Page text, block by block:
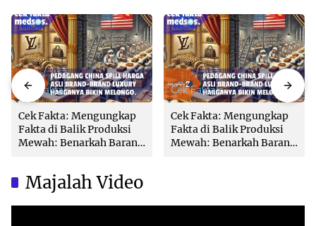
Cek Fakta
Cek Fakta: Mengungkap
Fakta di Balik Produksi
Mewah: Benarkah Barang
Cek Fakta
Cek Fakta: Mengungkap
Fakta di Balik Produksi
Mewah: Benarkah Barang
Majalah Video